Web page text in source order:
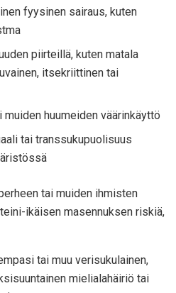
fyysinen sairaus, kuten
piirteillä, kuten matala
itsekriittinen tai
huumeiden väärinkäyttö
tai transsukupuolisuus
tai muiden ihmisten
ikäisen masennuksen riskiä,
tai muu verisukulainen,
mielialahäiriö tai